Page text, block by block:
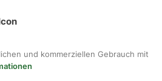
und kommerziellen Gebrauch mit